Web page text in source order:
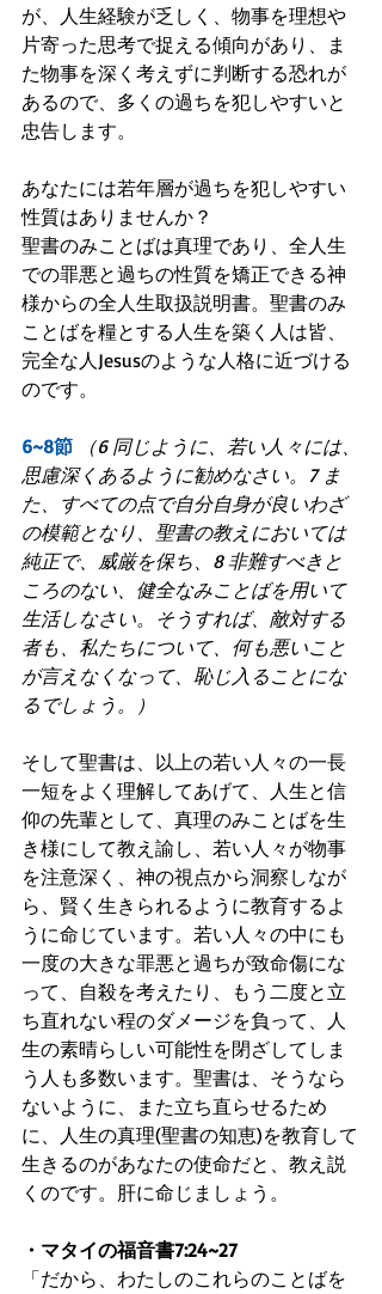
が、人生経験が乏しく、物事を理想や
片寄った思考で捉える傾向があり、ま
た物事を深く考えずに判断する恐れが
あるので、多くの過ちを犯しやすいと
忠告します。
あなたには若年層が過ちを犯しやすい
性質はありませんか？
聖書のみことばは真理であり、全人生
での罪悪と過ちの性質を矯正できる神
様からの全人生取扱説明書。聖書のみ
ことばを糧とする人生を築く人は皆、
完全な人Jesusのような人格に近づける
のです。
6~8節
（6 同じように、若い人々には、
思慮深くあるように勧めなさい。7 ま
た、すべての点で自分自身が良いわざ
の模範となり、聖書の教えにおいては
純正で、威厳を保ち、8 非難すべきと
ころのない、健全なみことばを用いて
生活しなさい。そうすれば、敵対する
者も、私たちについて、何も悪いこと
が言えなくなって、恥じ入ることにな
るでしょう。）
そして聖書は、以上の若い人々の一長
一短をよく理解してあげて、人生と信
仰の先輩として、真理のみことばを生
き様にして教え諭し、若い人々が物事
を注意深く、神の視点から洞察しなが
ら、賢く生きられるように教育するよ
うに命じています。若い人々の中にも
一度の大きな罪悪と過ちが致命傷にな
って、自殺を考えたり、もう二度と立
ち直れない程のダメージを負って、人
生の素晴らしい可能性を閉ざしてしま
う人も多数います。聖書は、そうなら
ないように、また立ち直らせるため
に、人生の真理(聖書の知恵)を教育して
生きるのがあなたの使命だと、教え説
くのです。肝に命じましょう。
・マタイの福音書7:24~27
「だから、わたしのこれらのことばを